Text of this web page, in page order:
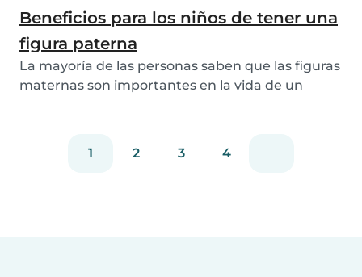
Beneficios para los niños de tener una
figura paterna
La mayoría de las personas saben que las figuras
maternas son importantes en la vida de un
1 2 3 4